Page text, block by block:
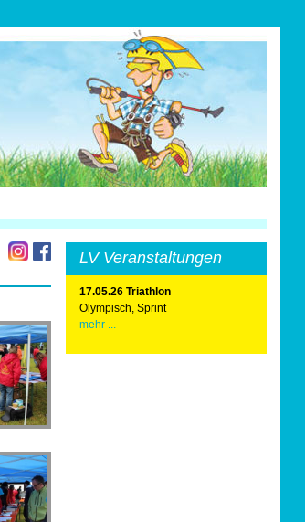
LV Veranstaltungen
17.05.26 Triathlon
Olympisch, Sprint
mehr ...